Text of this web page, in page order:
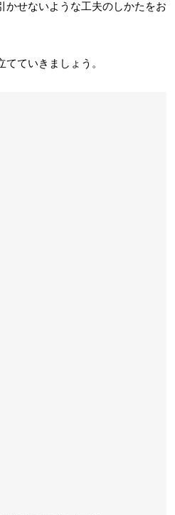
かせないような工夫のしかたをお
ていきましょう。